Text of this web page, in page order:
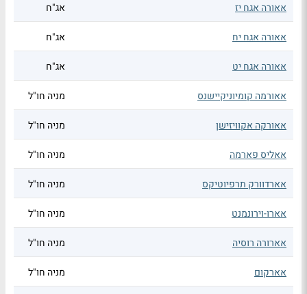
אאורה אגח יז אג"ח
אאורה אגח יח אג"ח
אאורה אגח יט אג"ח
אאורמה קומיוניקיישנס מניה חו"ל
אאורקה אקוויזישן מניה חו"ל
אאליס פארמה מניה חו"ל
אארדוורק תרפיוטיקס מניה חו"ל
אארו-וירונמנט מניה חו"ל
אארורה רוסיה מניה חו"ל
אארקום מניה חו"ל